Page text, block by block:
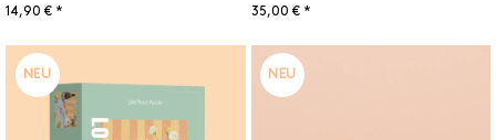
14,90 € *
35,00 € *
NEU NEU